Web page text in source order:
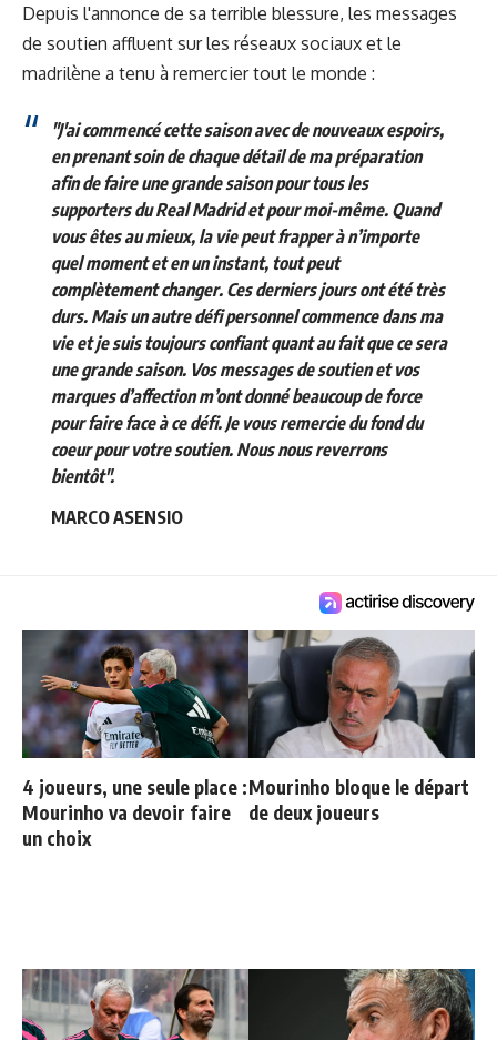
Depuis l'annonce de sa terrible blessure, les messages
de soutien affluent sur les réseaux sociaux et le
madrilène a tenu à remercier tout le monde :
"J'ai commencé cette saison avec de nouveaux espoirs,
en prenant soin de chaque détail de ma préparation
afin de faire une grande saison pour tous les
supporters du Real Madrid et pour moi-même. Quand
vous êtes au mieux, la vie peut frapper à n’importe
quel moment et en un instant, tout peut
complètement changer. Ces derniers jours ont été très
durs. Mais un autre défi personnel commence dans ma
vie et je suis toujours confiant quant au fait que ce sera
une grande saison. Vos messages de soutien et vos
marques d’affection m’ont donné beaucoup de force
pour faire face à ce défi. Je vous remercie du fond du
coeur pour votre soutien. Nous nous reverrons
bientôt".
MARCO ASENSIO
4 joueurs, une seule place :
Mourinho va devoir faire
un choix
Mourinho bloque le départ
de deux joueurs